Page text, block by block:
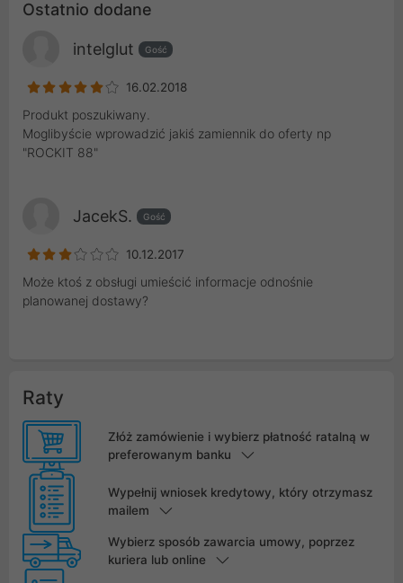
Ostatnio dodane
intelglut Gość
16.02.2018
Produkt poszukiwany.
Moglibyście wprowadzić jakiś zamiennik do oferty np
"ROCKIT 88"
JacekS. Gość
10.12.2017
Może ktoś z obsługi umieścić informacje odnośnie
planowanej dostawy?
Raty
Złóż zamówienie i wybierz płatność ratalną w
preferowanym banku
Wypełnij wniosek kredytowy, który otrzymasz
mailem
Wybierz sposób zawarcia umowy, poprzez
kuriera lub online